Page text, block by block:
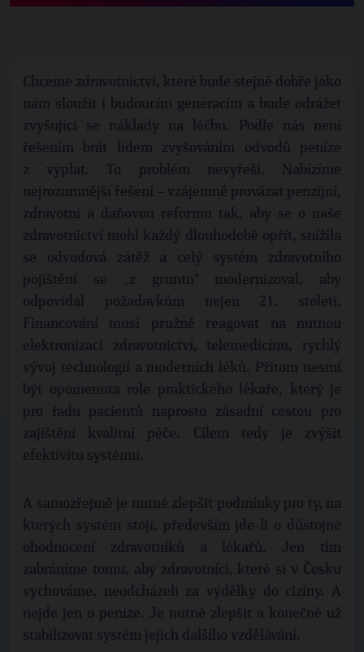
Chceme zdravotnictví, které bude stejně dobře jako
nám sloužit i budoucím generacím a bude odrážet
zvyšující se náklady na léčbu. Podle nás není
řešením brát lidem zvyšováním odvodů peníze
z výplat. To problém nevyřeší. Nabízíme
nejrozumnější řešení – vzájemně provázat penzijní,
zdravotní a daňovou reformu tak, aby se o naše
zdravotnictví mohl každý dlouhodobě opřít, snížila
se odvodová zátěž a celý systém zdravotního
pojištění se „z gruntu“ modernizoval, aby
odpovídal požadavkům nejen 21. století.
Financování musí pružně reagovat na nutnou
elektronizaci zdravotnictví, telemedicínu, rychlý
vývoj technologií a moderních léků. Přitom nesmí
být opomenuta role praktického lékaře, který je
pro řadu pacientů naprosto zásadní cestou pro
zajištění kvalitní péče. Cílem tedy je zvýšit
efektivitu systému.
A samozřejmě je nutné zlepšit podmínky pro ty, na
kterých systém stojí, především jde-li o důstojné
ohodnocení zdravotníků a lékařů. Jen tím
zabráníme tomu, aby zdravotníci, které si v Česku
vychováme, neodcházeli za výdělky do ciziny. A
nejde jen o peníze. Je nutné zlepšit a konečně už
stabilizovat systém jejich dalšího vzdělávání.